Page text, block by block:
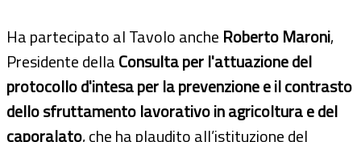
Ha partecipato al Tavolo anche Roberto Maroni,
Presidente dellaConsulta per l'attuazione del
protocollo d'intesa per la prevenzione e il contrasto
dello sfruttamento lavorativo in agricoltura e del
caporalato, che ha plaudito all’istituzione del